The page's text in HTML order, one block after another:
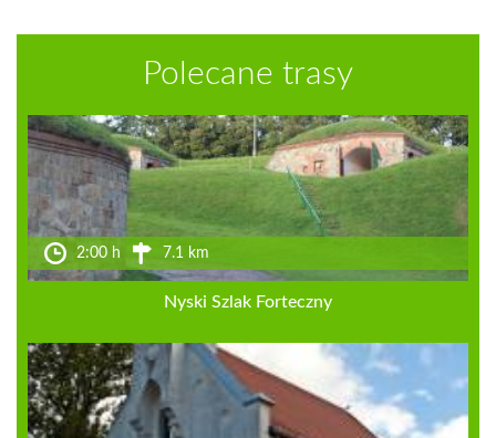
Polecane trasy
2:00 h 7.1 km
Nyski Szlak Forteczny